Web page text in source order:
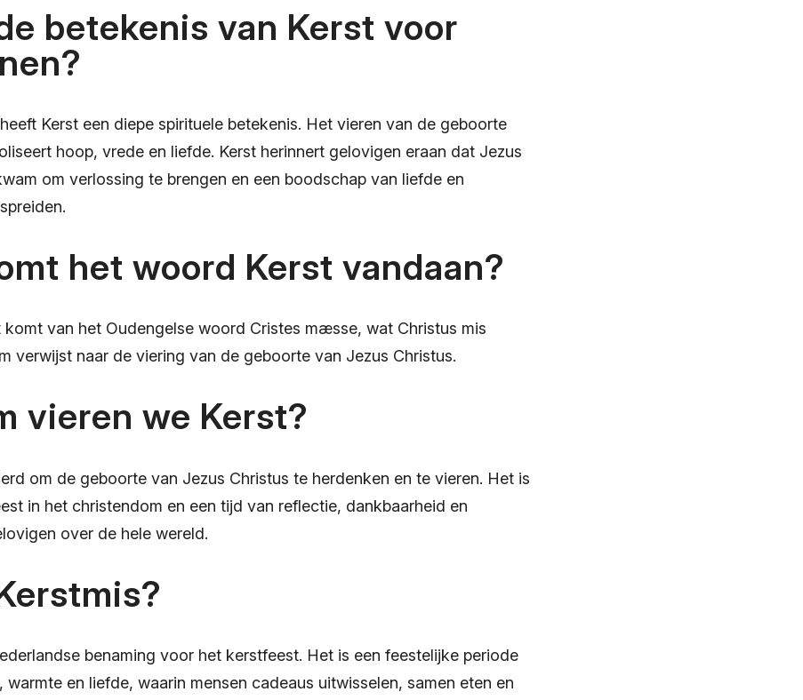
betekenis van Kerst voor
Kerst een diepe spirituele betekenis. Het vieren van de geboorte
hoop, vrede en liefde. Kerst herinnert gelovigen eraan dat Jezus
om verlossing te brengen en een boodschap van liefde en
het woord Kerst vandaan?
komt van het Oudengelse woord Cristes mæsse, wat Christus mis
verwijst naar de viering van de geboorte van Jezus Christus.
vieren we Kerst?
om de geboorte van Jezus Christus te herdenken en te vieren. Het is
in het christendom en een tijd van reflectie, dankbaarheid en
over de hele wereld.
benaming voor het kerstfeest. Het is een feestelijke periode
warmte en liefde, waarin mensen cadeaus uitwisselen, samen eten en